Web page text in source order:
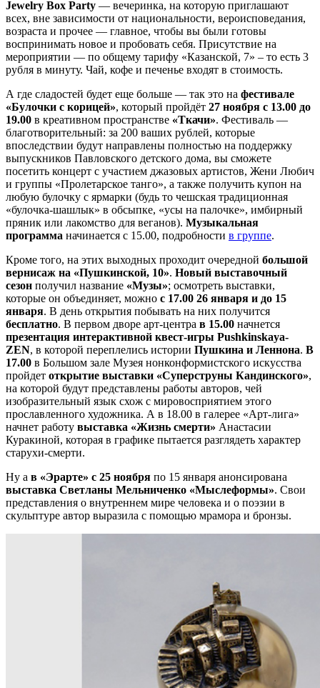
Jewelry Box Party — вечеринка, на которую приглашают
всех, вне зависимости от национальности, вероисповедания,
возраста и прочее — главное, чтобы вы были готовы
воспринимать новое и пробовать себя. Присутствие на
мероприятии — по общему тарифу «Казанской, 7» – то есть 3
рубля в минуту. Чай, кофе и печенье входят в стоимость.
А где сладостей будет еще больше — так это на фестивале
«Булочки с корицей», который пройдёт 27 ноября с 13.00 до
19.00 в креативном пространстве «Ткачи». Фестиваль —
благотворительный: за 200 ваших рублей, которые
впоследствии будут направлены полностью на поддержку
выпускников Павловского детского дома, вы сможете
посетить концерт с участием джазовых артистов, Жени Любич
и группы «Пролетарское танго», а также получить купон на
любую булочку с ярмарки (будь то чешская традиционная
«булочка-шашлык» в обсыпке, «усы на палочке», имбирный
пряник или лакомство для веганов). Музыкальная
программа начинается с 15.00, подробности в группе.
Кроме того, на этих выходных проходит очередной большой
вернисаж на «Пушкинской, 10». Новый выставочный
сезон получил название «Музы»; осмотреть выставки,
которые он объединяет, можно с 17.00 26 января и до 15
января. В день открытия побывать на них получится
бесплатно. В первом дворе арт-центра в 15.00 начнется
презентация интерактивной квест-игры Pushkinskaya-
ZEN, в которой переплелись истории Пушкина и Леннона. В
17.00 в Большом зале Музея нонконформистского искусства
пройдет открытие выставки «Суперструны Кандинского»,
на которой будут представлены работы авторов, чей
изобразительный язык схож с мировосприятием этого
прославленного художника. А в 18.00 в галерее «Арт-лига»
начнет работу выставка «Жизнь смерти» Анастасии
Куракиной, которая в графике пытается разглядеть характер
старухи-смерти.
Ну а в «Эрарте» с 25 ноября по 15 января анонсирована
выставка Светланы Мельниченко «Мыслеформы». Свои
представления о внутреннем мире человека и о поэзии в
скульптуре автор выразила с помощью мрамора и бронзы.